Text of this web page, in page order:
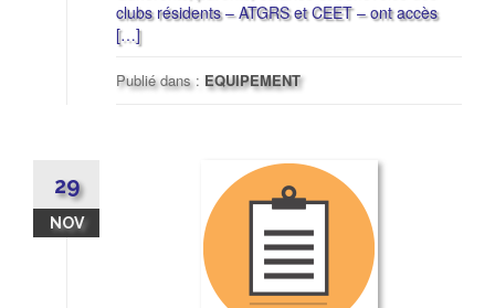
clubs résidents – ATGRS et CEET – ont accès
[…]
Publié dans : EQUIPEMENT
29
NOV